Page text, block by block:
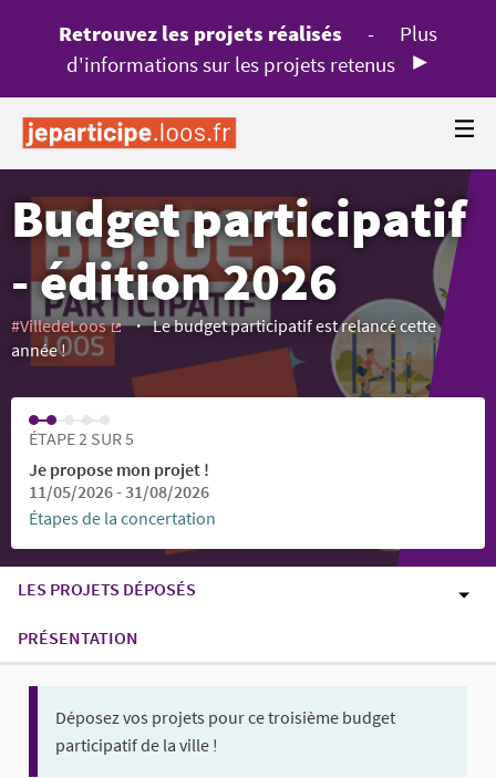
Retrouvez les projets réalisés -
Plus
d'informations sur les projets retenus
Budget participatif
- édition 2026
#VilledeLoos
Le budget participatif est relancé cette
année !
ÉTAPE 2 SUR 5
Je propose mon projet !
11/05/2026 - 31/08/2026
Étapes de la concertation
LES PROJETS DÉPOSÉS
PRÉSENTATION
Déposez vos projets pour ce troisième budget
participatif de la ville !